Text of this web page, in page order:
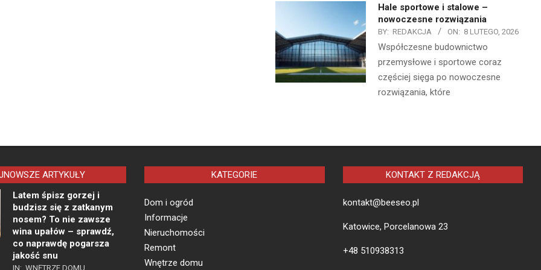
Hale sportowe i stalowe –
nowoczesne rozwiązania
BY: REDAKCJA ON: 8 LUTEGO, 2026
Współczesne budownictwo
przemysłowe i sportowe coraz
częściej sięga po nowoczesne
rozwiązania, które
ARTYKUŁY
Latem śpisz gorzej i
budzisz się z zatkanym
nosem? To nie zawsze
wina upałów – sprawdź,
co naprawdę pogarsza
jakość snu
IN: WNĘTRZE DOMU
KATEGORIE
Dom i ogród
Informacje
Nieruchomości
Remont
Wnętrze domu
KONTAKT Z REDAKCJĄ
kontakt@beeseo.pl
Katowice, Porcelanowa 23
+48 510938313